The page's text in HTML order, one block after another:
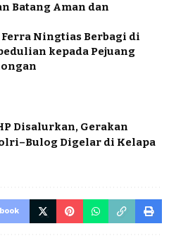
Batang Aman dan
Ferra Ningtias Berbagi di
kepada Pejuang
Disalurkan, Gerakan
Digelar di Kelapa